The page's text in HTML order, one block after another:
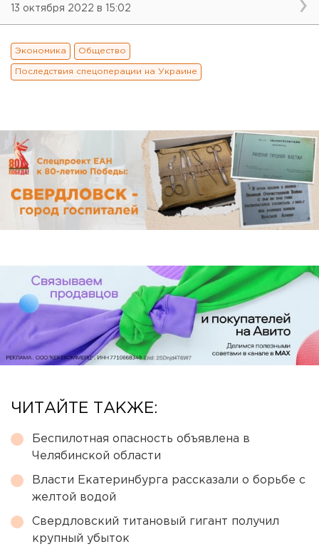
13 октября 2022 в 15:02
Экономика Общество
Последствия спецоперации на Украине
ЧИТАЙТЕ ТАКЖЕ:
Беспилотная опасность объявлена в
Челябинской области
Власти Екатеринбурга рассказали о борьбе с
желтой водой
Свердловский титановый гигант получил
крупный убыток